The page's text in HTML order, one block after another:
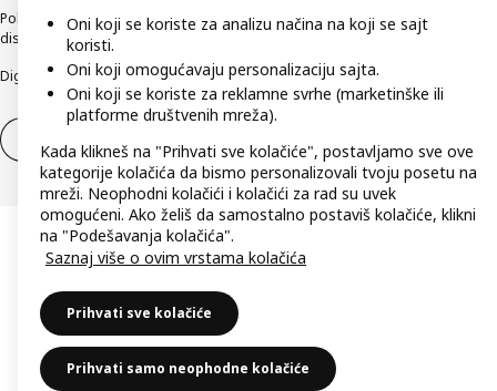
Politika etičnog otkrivanja bezbednosnih nedostataka (responsible
disclosure)
Digitalna pristupačnost
Oni koji se koriste za analizu načina na koji se sajt
koristi.
Oni koji omogućavaju personalizaciju sajta.
Oni koji se koriste za reklamne svrhe (marketinške ili
platforme društvenih mreža).
Kada klikneš na "Prihvati sve kolačiće", postavljamo sve ove
kategorije kolačića da bismo personalizovali tvoju posetu na
mreži. Neophodni kolačići i kolačići za rad su uvek
omogućeni. Ako želiš da samostalno postaviš kolačiće, klikni
na "Podešavanja kolačića".
Saznaj više o ovim vrstama kolačića
Prihvati sve kolačiće
Prihvati samo neophodne kolačiće